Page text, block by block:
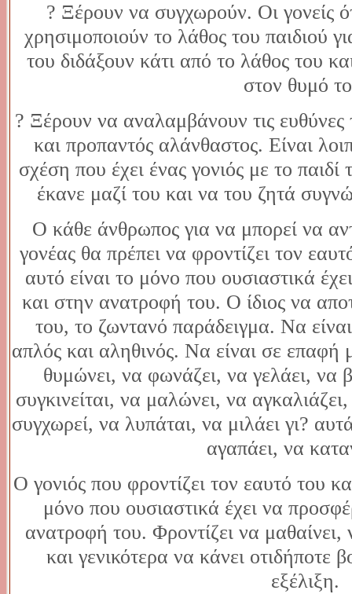
? Ξέρουν να συγχωρούν. Οι γονείς
χρησιμοποιούν το λάθος του παιδιού
του διδάξουν κάτι από το λάθος του
στον θυμό
? Ξέρουν να αναλαμβάνουν τις ευθύνες
και προπαντός αλάνθαστος. Είναι
σχέση που έχει ένας γονιός με το
έκανε μαζί του και να του ζητά
Ο κάθε άνθρωπος για να μπορεί να
γονέας θα πρέπει να φροντίζει τον
αυτό είναι το μόνο που ουσιαστικά
και στην ανατροφή του. Ο ίδιος να
του, το ζωντανό παράδειγμα. Να
απλός και αληθινός. Να είναι σε επαφή
θυμώνει, να φωνάζει, να γελάει, να
συγκινείται, να μαλώνει, να
συγχωρεί, να λυπάται, να μιλάει γι?
αγαπάει, να
Ο γονιός που φροντίζει τον εαυτό του
μόνο που ουσιαστικά έχει να
ανατροφή του. Φροντίζει να μαθαίνει,
και γενικότερα να κάνει
εξέλιξη.